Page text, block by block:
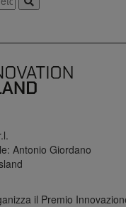
Antonio Giordano
il Premio